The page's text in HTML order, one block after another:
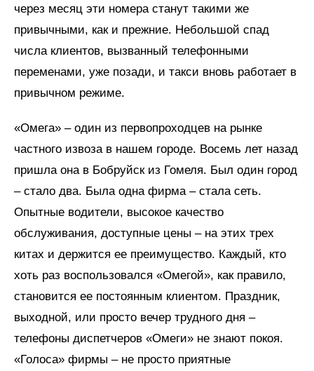
через месяц эти номера станут такими же
привычными, как и прежние. Небольшой спад
числа клиентов, вызванный телефонными
переменами, уже позади, и такси вновь работает в
привычном режиме.
«Омега» – один из первопроходцев на рынке
частного извоза в нашем городе. Восемь лет назад
пришла она в Бобруйск из Гомеля. Был один город
– стало два. Была одна фирма – стала сеть.
Опытные водители, высокое качество
обслуживания, доступные цены – на этих трех
китах и держится ее преимущество. Каждый, кто
хоть раз воспользовался «Омегой», как правило,
становится ее постоянным клиентом. Праздник,
выходной, или просто вечер трудного дня –
телефоны диспетчеров «Омеги» не знают покоя.
«Голоса» фирмы – не просто приятные